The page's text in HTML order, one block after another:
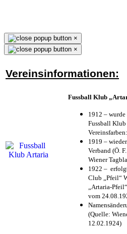
×
×
Vereinsinformationen:
Fussball Klub
1912 –
Fussball
1919 –
Verband (Ö.
Wiener
1922 –
Club „Pfeil“
„Artaria-
vom
(Quelle:
12.02.1924)